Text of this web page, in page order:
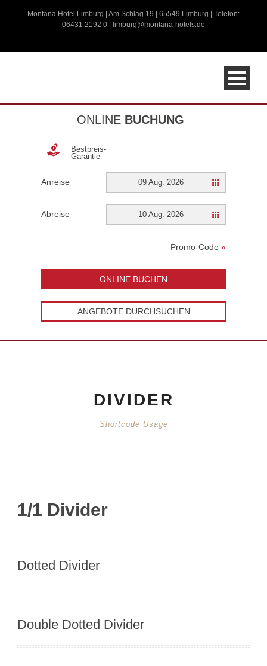
Montana Hotel Limburg | Am Schlag 19 | 65549 Limburg | Telefon:
06431 2192 0 |
limburg@montana-hotels.de
ONLINE BUCHUNG
Bestpreis-
Garantie
Anreise 09 Aug. 2026
Abreise 10 Aug. 2026
Promo-Code »
ONLINE BUCHEN
ANGEBOTE DURCHSUCHEN
DIVIDER
Shortcode Usage
1/1 Divider
Dotted Divider
Double Dotted Divider